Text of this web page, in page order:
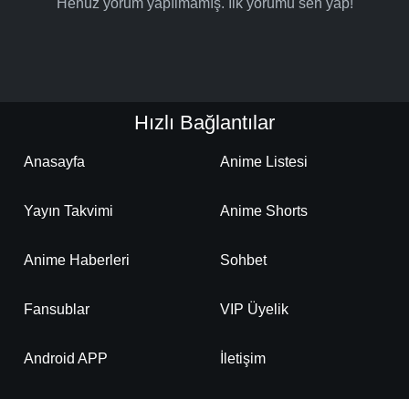
Henüz yorum yapılmamış. İlk yorumu sen yap!
Hızlı Bağlantılar
Anasayfa Anime Listesi
Yayın Takvimi Anime Shorts
Anime Haberleri Sohbet
Fansublar VIP Üyelik
Android APP İletişim